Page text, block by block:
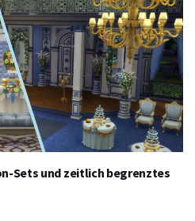
Sets und zeitlich begrenztes